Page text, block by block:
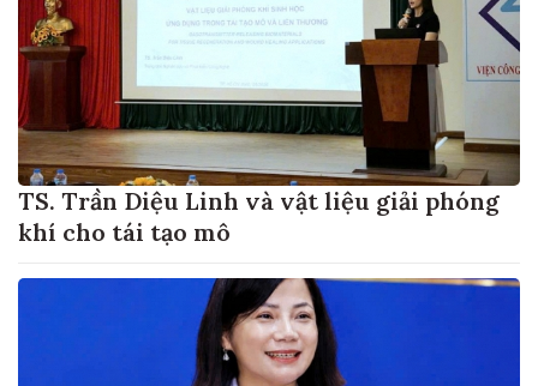
TS. Trần Diệu Linh và vật liệu giải phóng
khí cho tái tạo mô